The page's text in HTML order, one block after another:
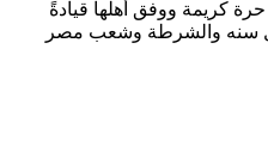
كريمة ووفق أهلها قيادةً
سنه والشرطة وشعب مصر